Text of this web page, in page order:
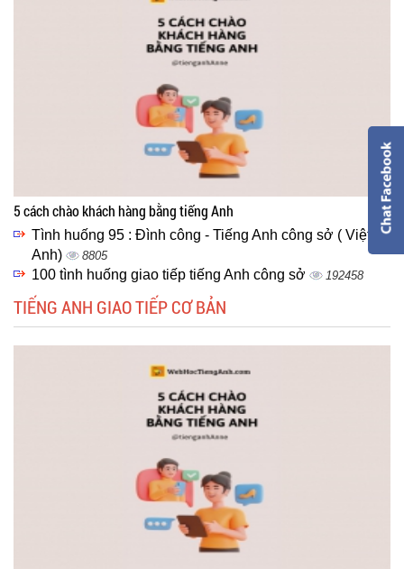
5 cách chào khách hàng bằng tiếng Anh
Tình huống 95 : Đình công - Tiếng Anh công sở ( Việt -
Anh)
8805
100 tình huống giao tiếp tiếng Anh công sở 192458
TIẾNG ANH GIAO TIẾP CƠ BẢN